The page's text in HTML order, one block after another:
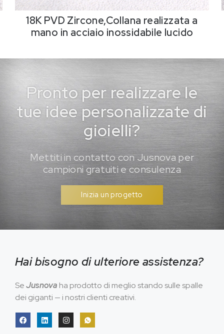
18K PVD Zircone,Collana realizzata a
mano in acciaio inossidabile lucido
Pronto per realizzare le
tue idee personalizzate di
gioielli?
Mettiti in contatto con Jusnova per
campioni gratuiti e consulenza
Inizia un progetto
Hai bisogno di ulteriore assistenza?
SeJusnova ha prodotto di meglio stando sulle spalle
dei giganti — i nostri clienti creativi.